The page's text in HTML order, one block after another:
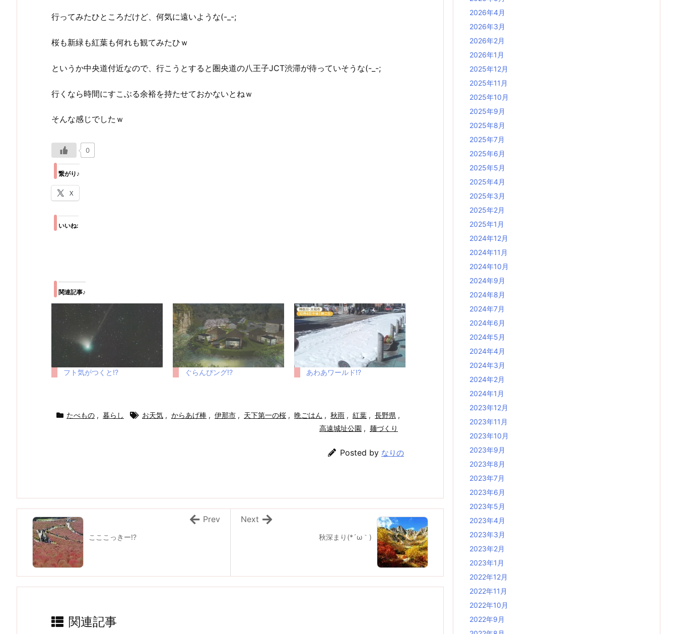
行ってみたひところだけど、何気に遠いような(-_-;
桜も新緑も紅葉も何れも観てみたひｗ
というか中央道付近なので、行こうとすると圏央道の八王子JCT渋滞が待っていそうな(-_-;
行くなら時間にすこぶる余裕を持たせておかないとねｗ
そんな感じでしたｗ
0
繋がり♪
X
いいね:
関連記事♪
フト気がつくと!? ぐらんぴング!? あわあワールド!?
たべもの , 暮らし お天気 , からあげ棒 , 伊那市 , 天下第一の桜 , 晩ごはん , 秋雨 , 紅葉 , 長野県 ,
高遠城址公園 , 麺づくり
Posted by なりの
秋深まり(*´ω｀)
Next
こここっきー!?
Prev
関連記事
2026年4月
2026年3月
2026年2月
2026年1月
2025年12月
2025年11月
2025年10月
2025年9月
2025年8月
2025年7月
2025年6月
2025年5月
2025年4月
2025年3月
2025年2月
2025年1月
2024年12月
2024年11月
2024年10月
2024年9月
2024年8月
2024年7月
2024年6月
2024年5月
2024年4月
2024年3月
2024年2月
2024年1月
2023年12月
2023年11月
2023年10月
2023年9月
2023年8月
2023年7月
2023年6月
2023年5月
2023年4月
2023年3月
2023年2月
2023年1月
2022年12月
2022年11月
2022年10月
2022年9月